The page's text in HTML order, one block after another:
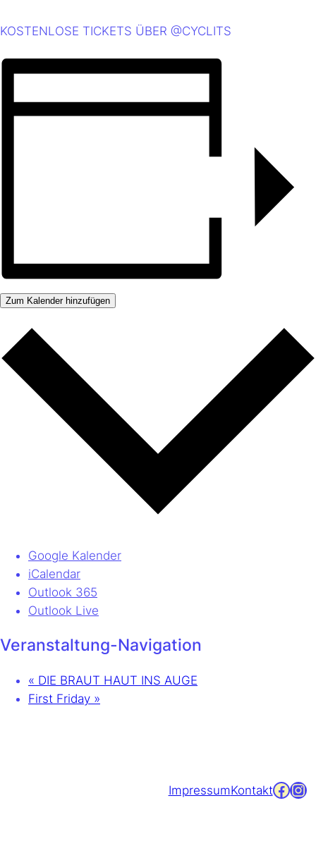
KOSTENLOSE TICKETS ÜBER @CYCLITS
Zum Kalender hinzufügen
Google Kalender
iCalendar
Outlook 365
Outlook Live
Veranstaltung-Navigation
« DIE BRAUT HAUT INS AUGE
First Friday »
ImpressumKontaktFacebook Instagram